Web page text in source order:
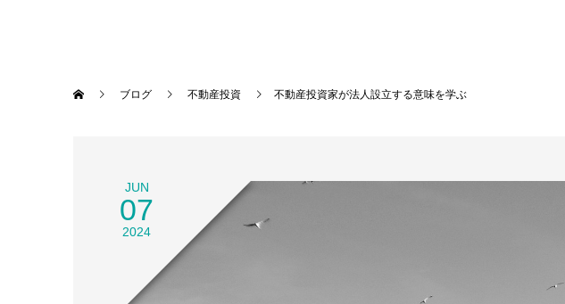
ブログ 不動産投資 不動産投資家が法人設立する意味を学ぶ
JUN
07
2024